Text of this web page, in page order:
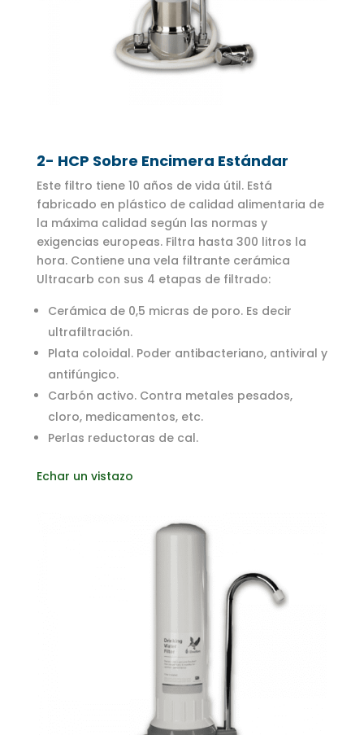
2- HCP Sobre Encimera Estándar
Este filtro tiene 10 años de vida útil. Está
fabricado en plástico de calidad alimentaria de
la máxima calidad según las normas y
exigencias europeas. Filtra hasta 300 litros la
hora. Contiene una vela filtrante cerámica
Ultracarb con sus 4 etapas de filtrado:
Cerámica de 0,5 micras de poro. Es decir
ultrafiltración.
Plata coloidal. Poder antibacteriano, antiviral y
antifúngico.
Carbón activo. Contra metales pesados,
cloro, medicamentos, etc.
Perlas reductoras de cal.
Echar un vistazo